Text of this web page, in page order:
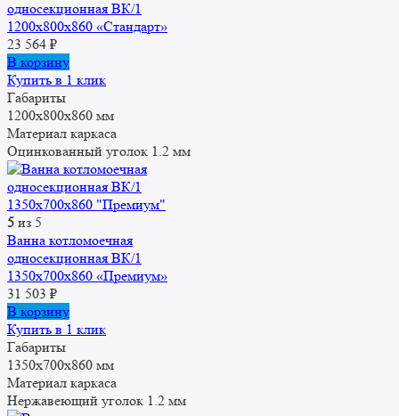
односекционная ВК/1
1200x800x860 «Стандарт»
23 564 ₽
В корзину
Купить в 1 клик
Габариты
1200х800х860 мм
Материал каркаса
Оцинкованный уголок 1.2 мм
5 из 5
Ванна котломоечная
односекционная ВК/1
1350x700x860 «Премиум»
31 503 ₽
В корзину
Купить в 1 клик
Габариты
1350x700x860 мм
Материал каркаса
Нержавеющий уголок 1.2 мм